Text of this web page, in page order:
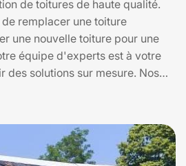
de toitures de haute qualité.
remplacer une toiture
une nouvelle toiture pour une
équipe d'experts est à votre
des solutions sur mesure. Nos
des matériaux de premier
et l'efficacité de votre
engageons à respecter les
perturbations pour vous. Avec
bénéficiez d'une expertise